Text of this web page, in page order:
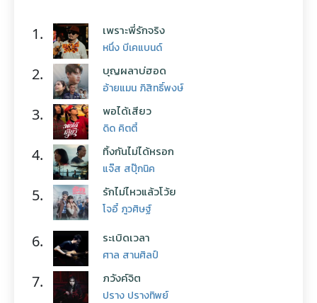
1. เพราะพี่รักจริง
หนึ่ง บีเคแบนด์
2. บุญผลาบ่ฮอด
อ้ายแมน ภิสิทธิ์พงษ์
3. พอได้เสียว
ดิด คิตตี้
4. ทิ้งกันไม่ได้หรอก
แจ๊ส สปุ๊กนิค
5. รักไม่ไหวแล้วโว้ย
โจอี้ ภูวศิษฐ์
6. ระเบิดเวลา
ศาล สานศิลป์
7. ภวังค์จิต
ปราง ปรางทิพย์